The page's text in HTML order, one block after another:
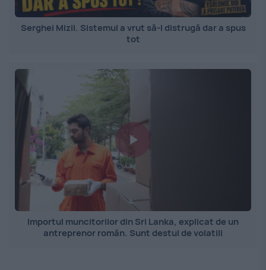
Serghei Mizil. Sistemul a vrut să-l distrugă dar a spus
tot
Importul muncitorilor din Sri Lanka, explicat de un
antreprenor român. Sunt destul de volatili